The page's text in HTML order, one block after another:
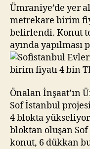
Ümraniye’de yer
metrekare birim
belirlendi. Konut
ayında yapılması
Önalan İnşaat’ın
Sof İstanbul
4 blokta
bloktan oluşan
konut, 6 dükkan